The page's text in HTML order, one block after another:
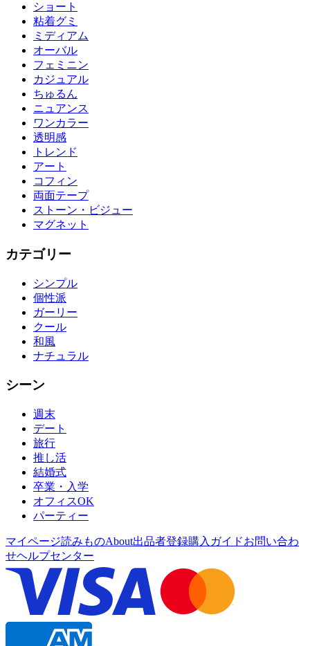
ショート
粘着グミ
ミディアム
オーバル
フェミニン
カジュアル
ちゅるん
ニュアンス
ワンカラー
透明感
トレンド
アート
コフィン
両面テープ
ストーン・ビジュー
マグネット
カテゴリー
シンプル
個性派
ガーリー
クール
和風
ナチュラル
シーン
週末
デート
旅行
推し活
結婚式
卒業・入学
オフィスOK
パーティー
マイページ読みものAbout出品者登録購入ガイドお問い合わ
せヘルプセンター